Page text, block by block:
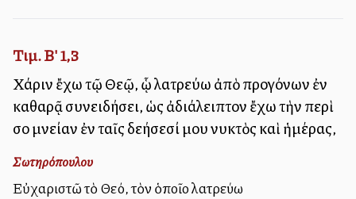
Τιμ. Β' 1,3
Χάριν ἔχω τῷ Θεῷ, ᾧ λατρεύω ἀπὸ προγόνων ἐν
καθαρᾷ συνειδήσει, ὡς ἀδιάλειπτον ἔχω τὴν περὶ
σοῦ μνείαν ἐν ταῖς δεήσεσί μου νυκτὸς καὶ ἡμέρας,
Σωτηρόπουλου
Εὐχαριστῶ τὸ Θεό, τὸν ὁποῖο λατρεύω